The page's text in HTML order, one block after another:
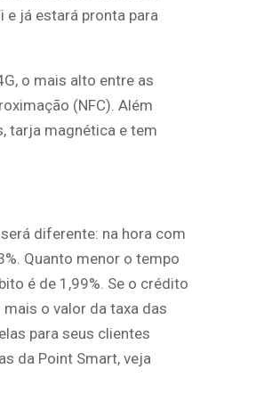
e já estará pronta para
o mais alto entre as
(NFC). Além
tarja magnética e tem
diferente: na hora com
Quanto menor o tempo
é de 1,99%. Se o crédito
o valor da taxa das
para seus clientes
da Point Smart, veja